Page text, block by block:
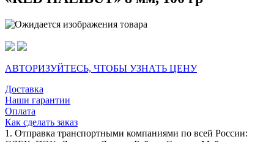
АВТОРИЗУЙТЕСЬ, ЧТОБЫ УЗНАТЬ ЦЕНУ
Доставка
Наши гарантии
Оплата
Как сделать заказ
1. Отправка транспортными компаниями по всей России: